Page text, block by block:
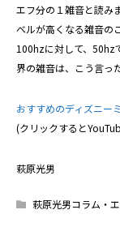
エフ分の１雑音と読み
ベルが高くなる雑音の
100hzに対して、50hz
界の雑音は、こう言っ
おすすめのディズニー
(クリックすると
萩原光男
萩原光男コラム・